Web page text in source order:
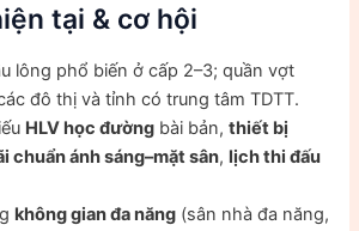
tại & cơ hội
lông phổ biến ở cấp 2–3; quần vợt
đô thị và tỉnh có trung tâm TDTT.
HLV học đường bài bản,thiết bị
chuẩn ánh sáng–mặt sân, lịch thi đấu
không gian đa năng (sân nhà đa năng,